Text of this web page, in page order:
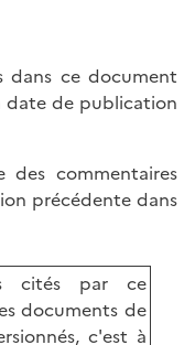
dans ce document
date de publication
des commentaires
précédente dans
cités par ce
documents de
c'est à